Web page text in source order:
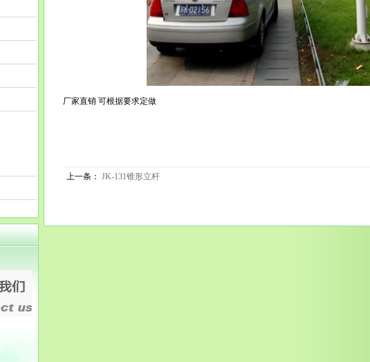
厂家直销 可根据要求定做
上一条： JK-131锥形立杆